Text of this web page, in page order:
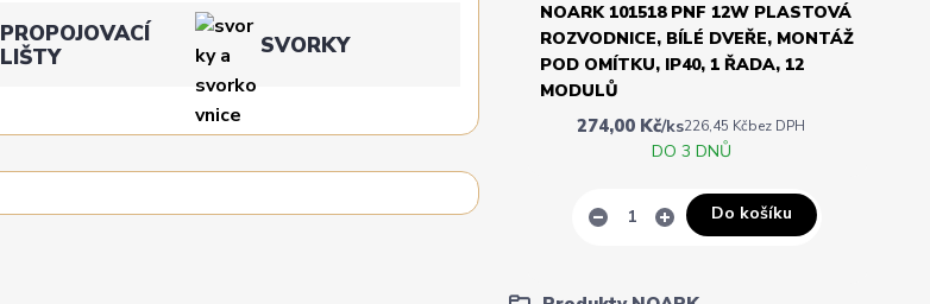
PROPOJOVACÍ
LIŠTY
SVORKY
NOARK 101518 PNF 12W PLASTOVÁ
ROZVODNICE, BÍLÉ DVEŘE, MONTÁŽ
POD OMÍTKU, IP40, 1 ŘADA, 12
MODULŮ
274,00 Kč/ks226,45 Kčbez DPH
DO 3 DNŮ
Do košíku